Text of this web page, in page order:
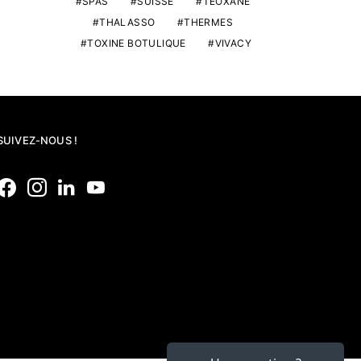
THALASSO
THERMES
TOXINE BOTULIQUE
VIVACY
NOUS !